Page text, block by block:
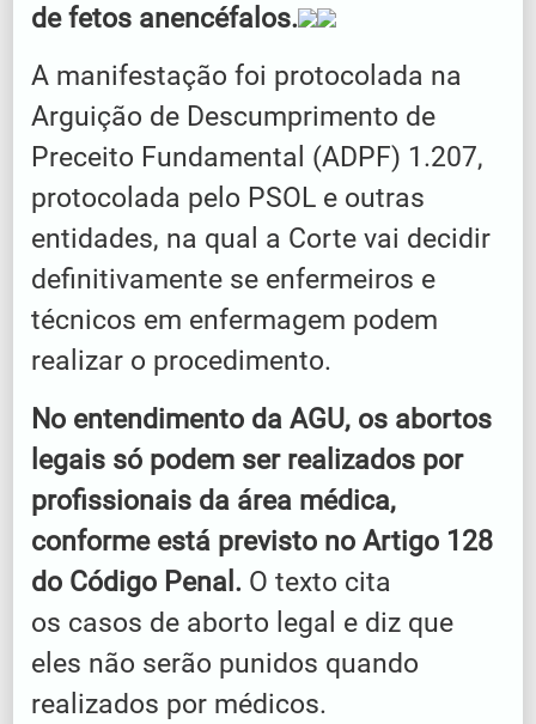
de fetos anencéfalos.
A manifestação foi protocolada na
Arguição de Descumprimento de
Preceito Fundamental (ADPF) 1.207,
protocolada pelo PSOL e outras
entidades, na qual a Corte vai decidir
definitivamente se enfermeiros e
técnicos em enfermagem podem
realizar o procedimento.
No entendimento da AGU, os abortos
legais só podem ser realizados por
profissionais da área médica,
conforme está previsto no Artigo 128
do Código Penal. O texto cita
os casos de aborto legal e diz que
eles não serão punidos quando
realizados por médicos.